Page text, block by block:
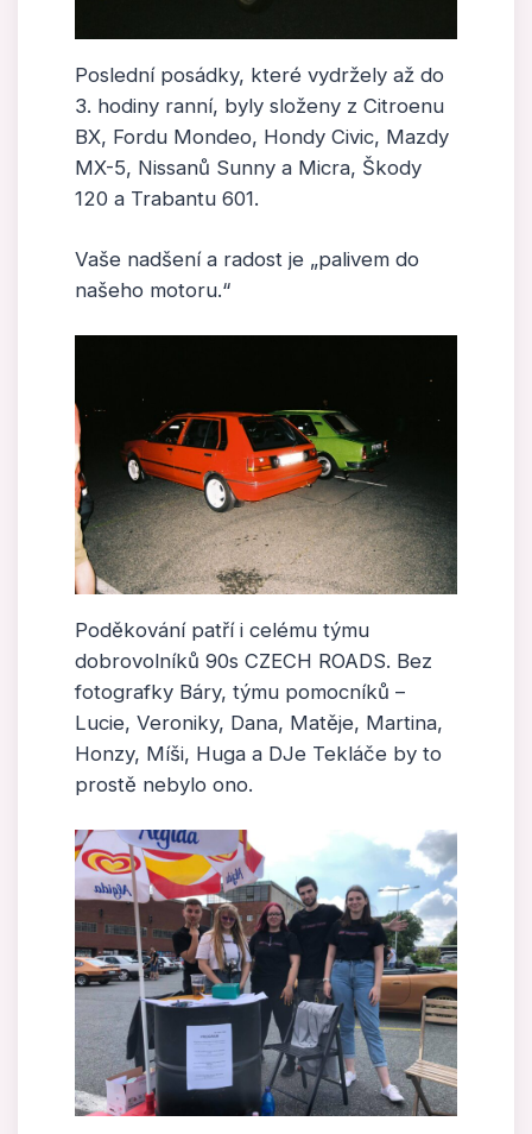
Poslední posádky, které vydržely až do
3. hodiny ranní, byly složeny z Citroenu
BX, Fordu Mondeo, Hondy Civic, Mazdy
MX-5, Nissanů Sunny a Micra, Škody
120 a Trabantu 601.
Vaše nadšení a radost je „palivem do
našeho motoru.“
Poděkování patří i celému týmu
dobrovolníků 90s CZECH ROADS. Bez
fotografky Báry, týmu pomocníků –
Lucie, Veroniky, Dana, Matěje, Martina,
Honzy, Míši, Huga a DJe Tekláče by to
prostě nebylo ono.